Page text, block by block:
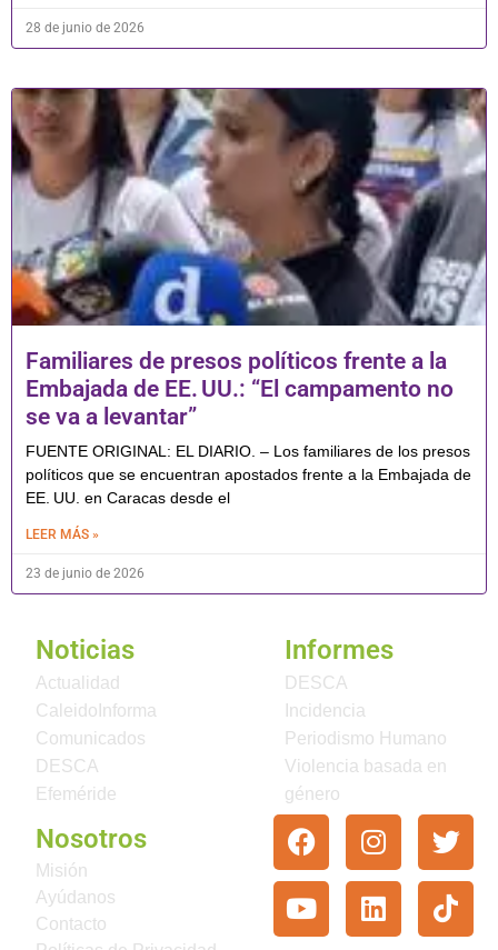
28 de junio de 2026
Familiares de presos políticos frente a la
Embajada de EE. UU.: “El campamento no
se va a levantar”
FUENTE ORIGINAL: EL DIARIO. – Los familiares de los presos
políticos que se encuentran apostados frente a la Embajada de
EE. UU. en Caracas desde el
LEER MÁS »
23 de junio de 2026
Noticias
Actualidad
CaleidoInforma
Comunicados
DESCA
Efeméride
Informes
DESCA
Incidencia
Periodismo Humano
Violencia basada en
género
Nosotros
Misión
Ayúdanos
Contacto